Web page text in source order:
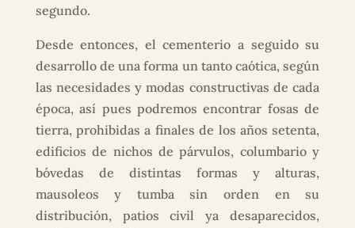
segundo.
Desde entonces, el cementerio a seguido su
desarrollo de una forma un tanto caótica, según
las necesidades y modas constructivas de cada
época, así pues podremos encontrar fosas de
tierra, prohibidas a finales de los años setenta,
edificios de nichos de párvulos, columbario y
bóvedas de distintas formas y alturas,
mausoleos y tumba sin orden en su
distribución, patios civil ya desaparecidos,